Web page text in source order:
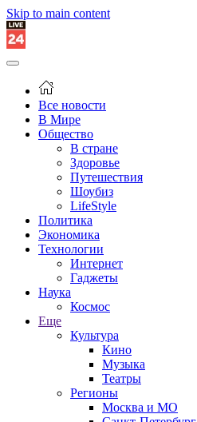
Skip to main content
Все новости
В Мире
Общество
В стране
Здоровье
Путешествия
Шоубиз
LifeStyle
Политика
Экономика
Технологии
Интернет
Гаджеты
Наука
Космос
Еще
Культура
Кино
Музыка
Театры
Регионы
Москва и МО